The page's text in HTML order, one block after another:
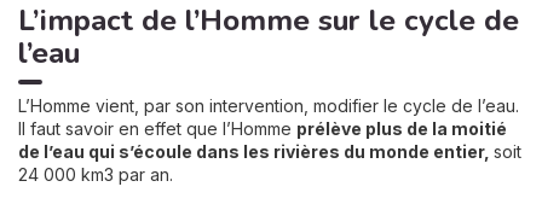
L’impact de l’Homme sur le cycle de
l’eau
L’Homme vient, par son intervention, modifier le cycle de l’eau.
Il faut savoir en effet que l’Homme prélève plus de la moitié
de l’eau qui s’écoule dans les rivières du monde entier, soit
24 000 km3 par an.